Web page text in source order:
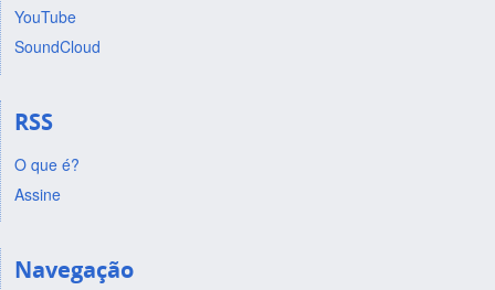
YouTube
SoundCloud
RSS
O que é?
Assine
Navegação